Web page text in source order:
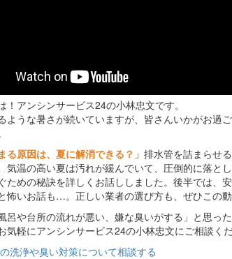
！アンシンサービス24の小林忠文です。
ような暑さが続いていますが、皆さんいかがお過
る原因は、夏に解消できる？」 排水管を詰まらせ
気温の高い夏は汚れが緩んでいて、圧倒的に落と
ための秘訣を詳しくお話ししました。後半では、
怖いお話も…。正しい業者の選び方も、ぜひこの
呂や台所の流れが悪い、嫌な臭いがする」と思った
気軽にアンシンサービス24の小林忠文にご相談く
洗浄や臭い対策について相談する